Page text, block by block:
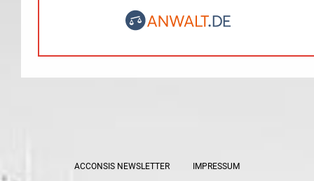
ACCONSIS NEWSLETTER IMPRESSUM